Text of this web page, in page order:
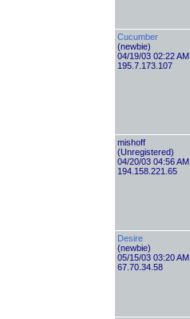
Cucumber
(newbie)
04/19/03 02:22 AM
195.7.173.107
mishоff
(Unregistered)
04/20/03 04:56 AM
194.158.221.65
Desire
(newbie)
05/15/03 03:20 AM
67.70.34.58